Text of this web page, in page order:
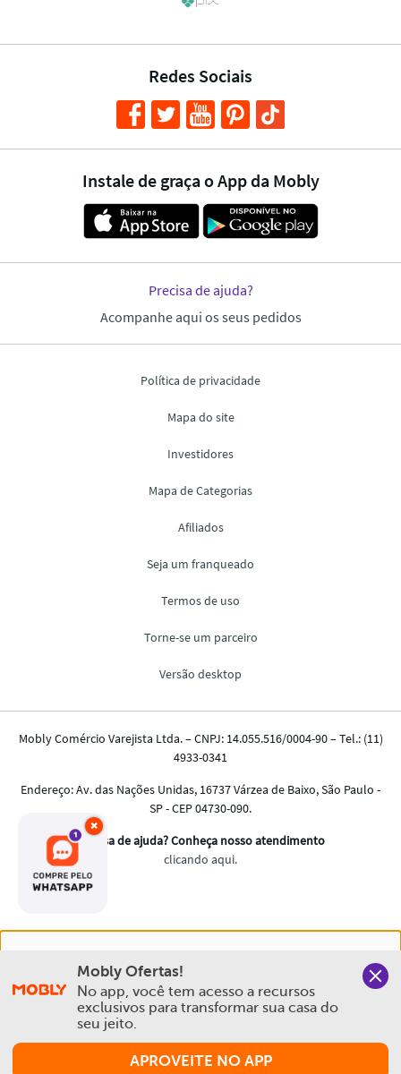
Comprar
experiência na Mobly. Quando você navega no nosso site,
aceita esta condição
Política de Privacidade e Cookies
×
Mobly Ofertas!
No app, você tem acesso a recursos
exclusivos para transformar sua casa do
seu jeito.
APROVEITE NO APP